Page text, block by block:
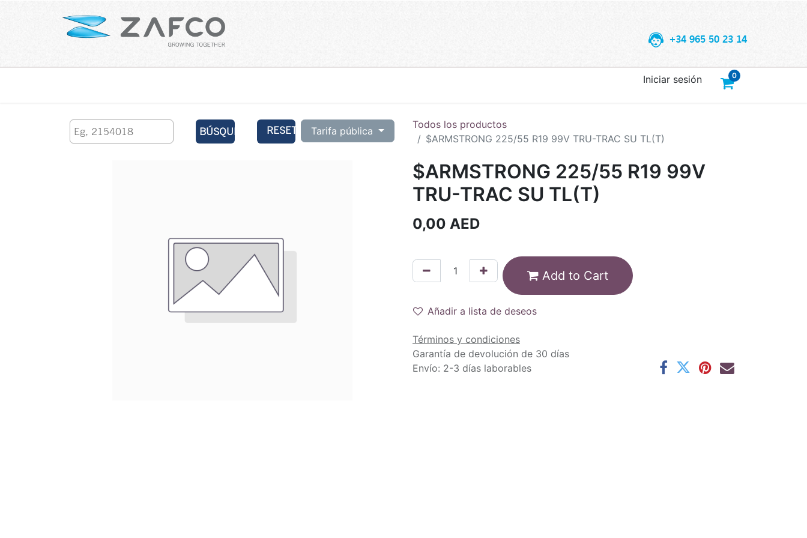
+34 965 50 23 14
0
Iniciar sesión
BÚSQUEDA RESET Tarifa pública
Todos los productos
$ARMSTRONG 225/55 R19 99V TRU-TRAC SU TL(T)
$ARMSTRONG 225/55 R19 99V
TRU-TRAC SU TL(T)
0,00 AED
Add to Cart
Añadir a lista de deseos
Términos y condiciones
Garantía de devolución de 30 días
Envío: 2-3 días laborables